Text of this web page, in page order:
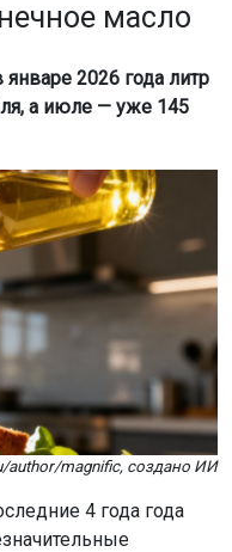
масло
2026 года литр
а июле — уже 145
author/magnific, создано ИИ
4 года года